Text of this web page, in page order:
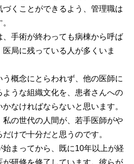
くことができるよう、管理職は
手術が終わっても病棟から呼ば
局に残っている人が多くいま
概念にとらわれず、他の医師に
ような組織文化を、患者さんへの
なければならないと思います。
の世代の人間が、若手医師がや
けで十分だと思うのです。
まってから、既に10年以上が経